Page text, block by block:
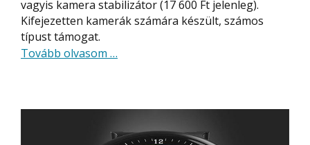
vagyis kamera stabilizátor (17 600 Ft jelenleg).
Kifejezetten kamerák számára készült, számos
típust támogat.
Tovább olvasom about
olcsó
…